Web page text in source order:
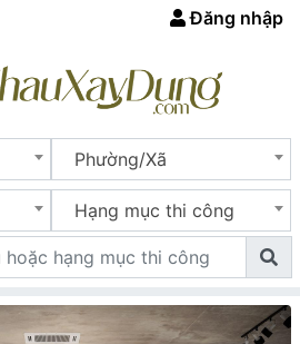
Đăng nhập
Phường/Xã
Hạng mục thi công